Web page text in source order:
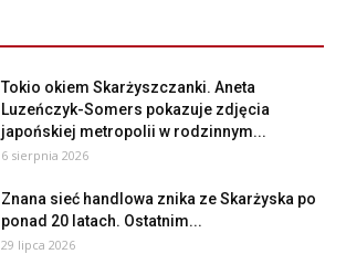
Tokio okiem Skarżyszczanki. Aneta
Luzeńczyk-Somers pokazuje zdjęcia
japońskiej metropolii w rodzinnym...
6 sierpnia 2026
Znana sieć handlowa znika ze Skarżyska po
ponad 20 latach. Ostatnim...
29 lipca 2026